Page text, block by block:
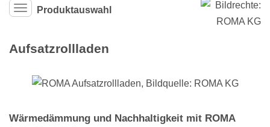
Produktauswahl-Menü ausklappen
Produktauswahl
Aufsatzrollladen
Wärmedämmung und Nachhaltigkeit mit ROMA